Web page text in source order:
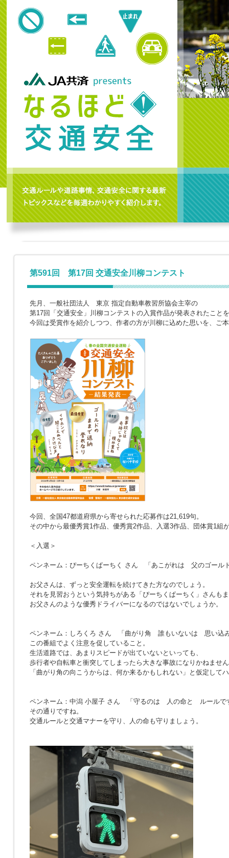
第591回 第17回 交通安全川柳コンテスト
先月、一般社団法人 東京 指定自動車教習所協会主宰の
第17回「交通安全」川柳コンテストの入賞作品が発表されたこと
今回は受賞作を紹介しつつ、作者の方が川柳に込めた思いを、ご
今回、全国47都道府県から寄せられた応募作は21,619句。
その中から最優秀賞1作品、優秀賞2作品、入選3作品、団体賞1組
＜入選＞
ペンネーム：ぴーちくぱーちく さん 「あこがれは 父のゴール
お父さんは、ずっと安全運転を続けてきた方なのでしょう。
それを見習おうという気持ちがある「ぴーちくぱーちく」さんも
お父さんのような優秀ドライバーになるのではないでしょうか。
ペンネーム：しろくろ さん
「曲がり角 誰もいないは 思い込
この番組でよく注意を促していること。
生活道路では、あまりスピードが出ていないといっても、
歩行者や自転車と衝突してしまったら大きな事故になりかねませ
「曲がり角の向こうからは、何か来るかもしれない」と仮定して
ペンネーム：中潟 小屋子 さん 「 守るのは 人の命と ルールで
その通りですね。
交通ルールと交通マナーを守り、人の命も守りましょう。